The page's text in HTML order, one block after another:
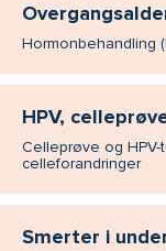
Hormonbehandling
HPV,
Celleprøve og HPV-
celleforandringer
Smerter i